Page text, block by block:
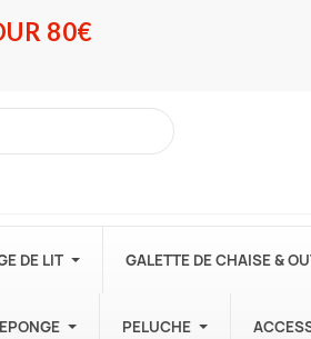
80€
DE LIT GALETTE DE CHAISE &
PELUCHE